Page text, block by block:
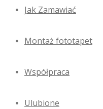
Jak Zamawiać
Montaż fototapet
Współpraca
Ulubione